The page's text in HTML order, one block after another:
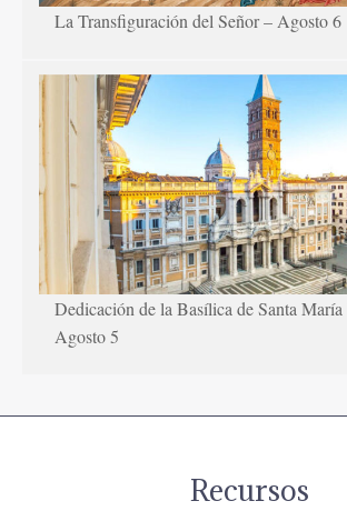
La Transfiguración del Señor – Agosto 6
Dedicación de la Basílica de Santa
Agosto 5
Recursos